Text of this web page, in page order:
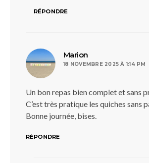
RÉPONDRE
Marion
18 NOVEMBRE 2025 À 1:14 PM
Un bon repas bien complet et sans
C’est très pratique les quiches sans
Bonne journée, bises.
RÉPONDRE